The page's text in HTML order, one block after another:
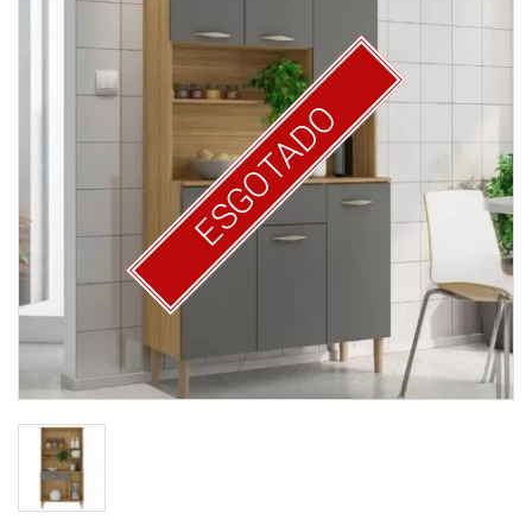
ESGOTADO